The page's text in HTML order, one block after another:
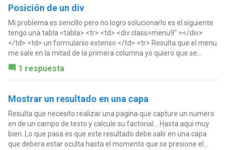
Posición de un div
Mi problema es sencillo pero no logro solucionarlo es el siguiente
tengo una tabla <tabla> <tr> <td> <div class=menu9" ></div>
</td> <td> un formulariio extenso </td> <tr> Resulta que el menu
me sale en la mitad de la primera columna yo quiero que se...
1 respuesta
Mostrar un resultado en una capa
Resulta que necesito realizar una pagina que capture un numero
en de un campo de texto y calcule su factorial... Hasta aqui muy
bien. Lo que pasa es que este resultado debe salir en una capa
que debera estar oculta hasta el momento que se presione el...